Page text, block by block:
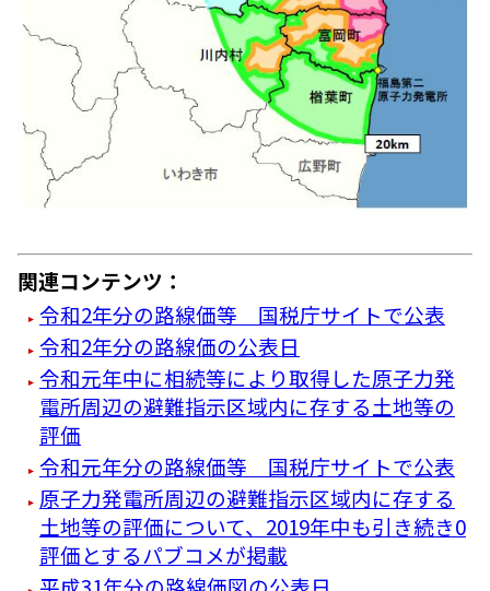
関連コンテンツ：
令和2年分の路線価等 国税庁サイトで公表
令和2年分の路線価の公表日
令和元年中に相続等により取得した原子力発
電所周辺の避難指示区域内に存する土地等の
評価
令和元年分の路線価等 国税庁サイトで公表
原子力発電所周辺の避難指示区域内に存する
土地等の評価について、2019年中も引き続き0
評価とするパブコメが掲載